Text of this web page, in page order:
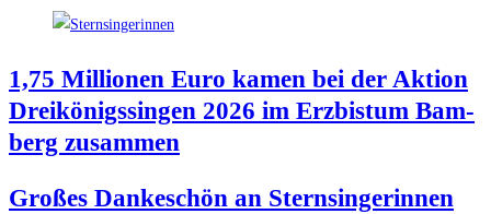
1,75 Mil­lio­nen Euro kamen bei der Akti­on
Drei­kö­nigs­sin­gen 2026 im Erz­bis­tum Bam­
berg zusammen
Gro­ßes Dan­ke­schön an Stern­sin­ge­rin­nen